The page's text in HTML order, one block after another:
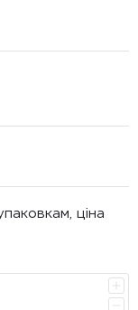
ціна